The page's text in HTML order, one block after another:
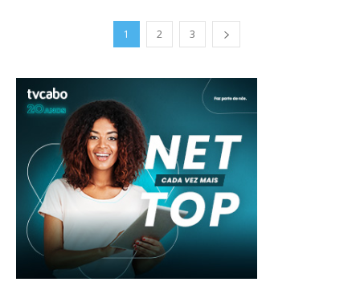
1 2 3